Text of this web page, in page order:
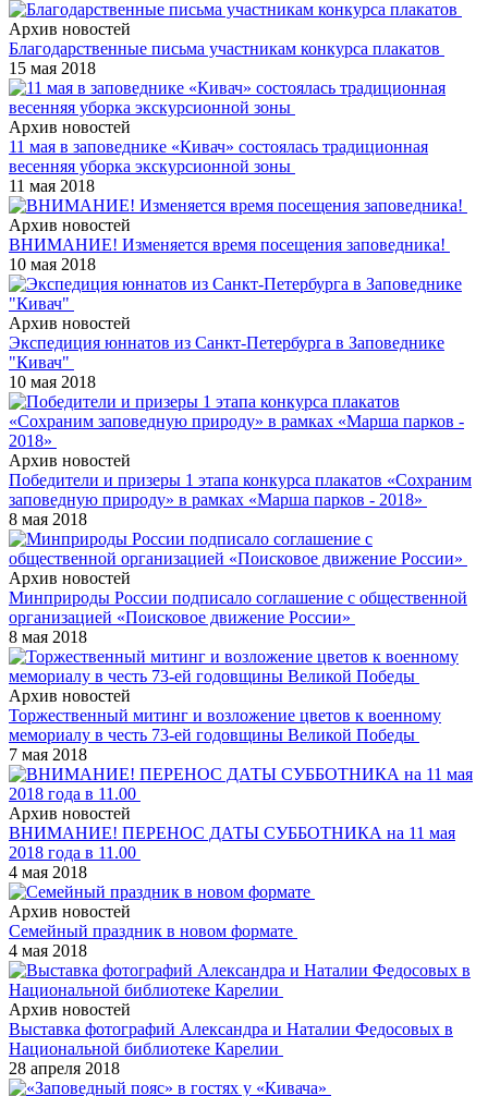
Архив новостей
Благодарственные письма участникам конкурса плакатов
15 мая 2018
Архив новостей
11 мая в заповеднике «Кивач» состоялась традиционная
весенняя уборка экскурсионной зоны
11 мая 2018
Архив новостей
ВНИМАНИЕ! Изменяется время посещения заповедника!
10 мая 2018
Архив новостей
Экспедиция юннатов из Санкт-Петербурга в Заповеднике
"Кивач"
10 мая 2018
Архив новостей
Победители и призеры 1 этапа конкурса плакатов «Сохраним
заповедную природу» в рамках «Марша парков - 2018»
8 мая 2018
Архив новостей
Минприроды России подписало соглашение с общественной
организацией «Поисковое движение России»
8 мая 2018
Архив новостей
Торжественный митинг и возложение цветов к военному
мемориалу в честь 73-ей годовщины Великой Победы
7 мая 2018
Архив новостей
ВНИМАНИЕ! ПЕРЕНОС ДАТЫ СУББОТНИКА на 11 мая
2018 года в 11.00
4 мая 2018
Архив новостей
Семейный праздник в новом формате
4 мая 2018
Архив новостей
Выставка фотографий Александра и Наталии Федосовых в
Национальной библиотеке Карелии
28 апреля 2018